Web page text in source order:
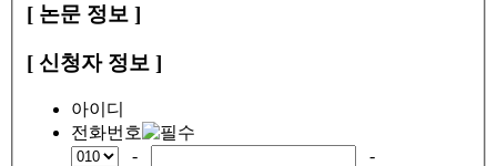
[ 논문 정보 ]
[ 신청자 정보 ]
아이디
전화번호
-
-